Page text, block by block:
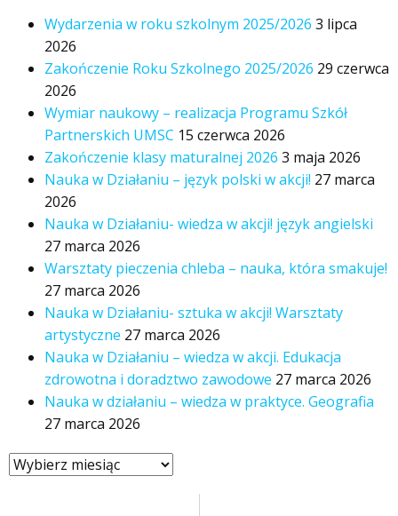
Wydarzenia w roku szkolnym 2025/2026 3 lipca
2026
Zakończenie Roku Szkolnego 2025/2026 29 czerwca
2026
Wymiar naukowy – realizacja Programu Szkół
Partnerskich UMSC 15 czerwca 2026
Zakończenie klasy maturalnej 2026 3 maja 2026
Nauka w Działaniu – język polski w akcji! 27 marca
2026
Nauka w Działaniu- wiedza w akcji! język angielski
27 marca 2026
Warsztaty pieczenia chleba – nauka, która smakuje!
27 marca 2026
Nauka w Działaniu- sztuka w akcji! Warsztaty
artystyczne 27 marca 2026
Nauka w Działaniu – wiedza w akcji. Edukacja
zdrowotna i doradztwo zawodowe 27 marca 2026
Nauka w działaniu – wiedza w praktyce. Geografia
27 marca 2026